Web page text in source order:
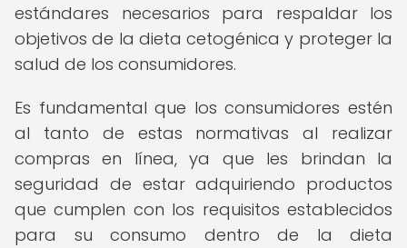
estándares necesarios para respaldar los
objetivos de la dieta cetogénica y proteger la
salud de los consumidores.
Es fundamental que los consumidores estén
al tanto de estas normativas al realizar
compras en línea, ya que les brindan la
seguridad de estar adquiriendo productos
que cumplen con los requisitos establecidos
para su consumo dentro de la dieta